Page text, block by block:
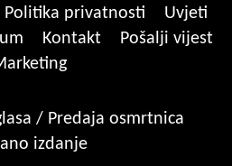
Politika privatnosti
Uvjeti
Kontakt
Pošalji vijest
/ Predaja osmrtnica
izdanje